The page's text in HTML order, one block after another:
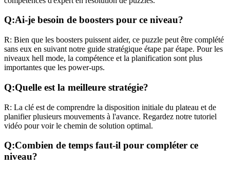
Q:Ai-je besoin de boosters pour ce niveau?
R: Bien que les boosters puissent aider, ce puzzle peut être complété
sans eux en suivant notre guide stratégique étape par étape. Pour les
niveaux hell mode, la compétence et la planification sont plus
importantes que les power-ups.
Q:Quelle est la meilleure stratégie?
R: La clé est de comprendre la disposition initiale du plateau et de
planifier plusieurs mouvements à l'avance. Regardez notre tutoriel
vidéo pour voir le chemin de solution optimal.
Q:Combien de temps faut-il pour compléter ce
niveau?